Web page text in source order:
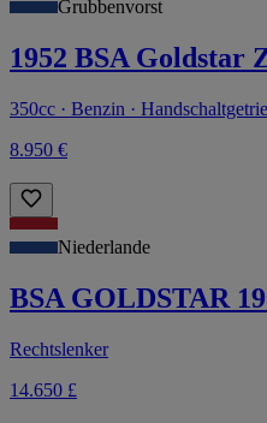
Grubbenvorst
1952 BSA Goldstar
350cc · Benzin ·
8.950 €
Niederlande
BSA GOLDSTAR
Rechtslenker
14.650 £